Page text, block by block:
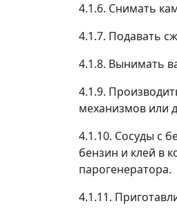
4.1.6. Снимать
4.1.7. Подавать
4.1.8. Вынимать
4.1.9.
механизмов или
4.1.10. Сосуды с
бензин и клей в
парогенератора.
4.1.11.